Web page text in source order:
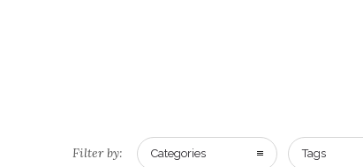
Filter by: Categories Tags